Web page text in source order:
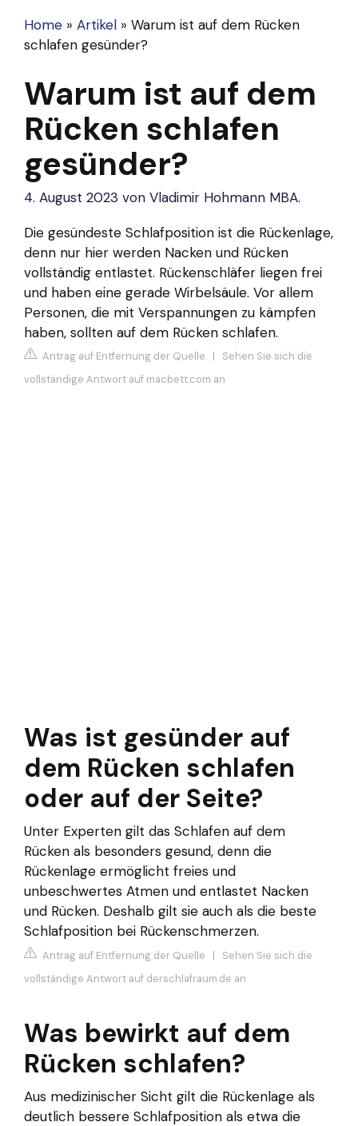
Home » Artikel » Warum ist auf dem Rücken
schlafen gesünder?
Warum ist auf dem
Rücken schlafen
gesünder?
4. August 2023 von Vladimir Hohmann MBA.
Die gesündeste Schlafposition ist die Rückenlage,
denn nur hier werden Nacken und Rücken
vollständig entlastet. Rückenschläfer liegen frei
und haben eine gerade Wirbelsäule. Vor allem
Personen, die mit Verspannungen zu kämpfen
haben, sollten auf dem Rücken schlafen.
Antrag auf Entfernung der Quelle | Sehen Sie sich die
vollständige Antwort auf macbett.com an
Was ist gesünder auf
dem Rücken schlafen
oder auf der Seite?
Unter Experten gilt das Schlafen auf dem
Rücken als besonders gesund, denn die
Rückenlage ermöglicht freies und
unbeschwertes Atmen und entlastet Nacken
und Rücken. Deshalb gilt sie auch als die beste
Schlafposition bei Rückenschmerzen.
Antrag auf Entfernung der Quelle | Sehen Sie sich die
vollständige Antwort auf derschlafraum.de an
Was bewirkt auf dem
Rücken schlafen?
Aus medizinischer Sicht gilt die Rückenlage als
deutlich bessere Schlafposition als etwa die